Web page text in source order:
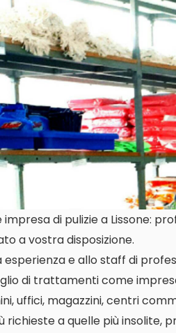
di pulizie a Lissone:
a vostra disposizione.
esperienza e allo staff di
di trattamenti come
uffici, magazzini, centri
richieste a quelle più insolite,